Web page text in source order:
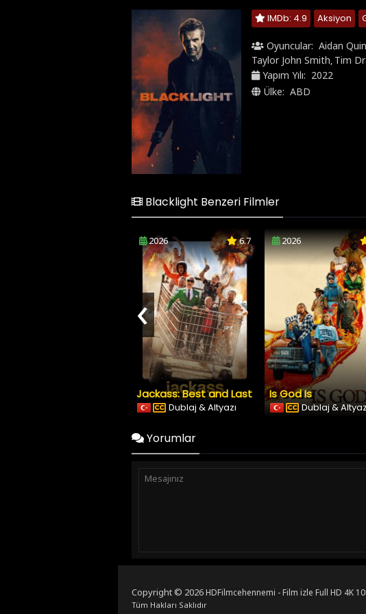
IMDb: 4.9 Aksiyon
Oyuncular: Aidan
Taylor John Smith, Tim
Yapım Yılı: 2022
Ülke: ABD
Blacklight Benzeri Filmler
2026 6.7
Jackass: Best and Last
Dublaj & Altyazı
2026
Is God Is
Dublaj &
‹
Yorumlar
Copyright © 2026HDFilmcehennemi - Film izle Full HD 4K
Tüm Hakları Saklıdır